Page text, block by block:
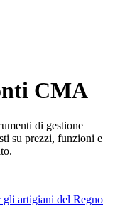
CMA
di gestione
su prezzi, funzioni e
gli artigiani del Regno